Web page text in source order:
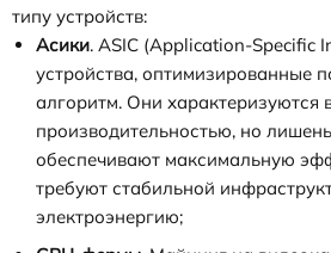
типу устройств:
Асики. ASIC (Application-Specific
устройства, оптимизированные
алгоритм. Они характеризуются
производительностью, но
обеспечивают максимальную
требуют стабильной
электроэнергию;